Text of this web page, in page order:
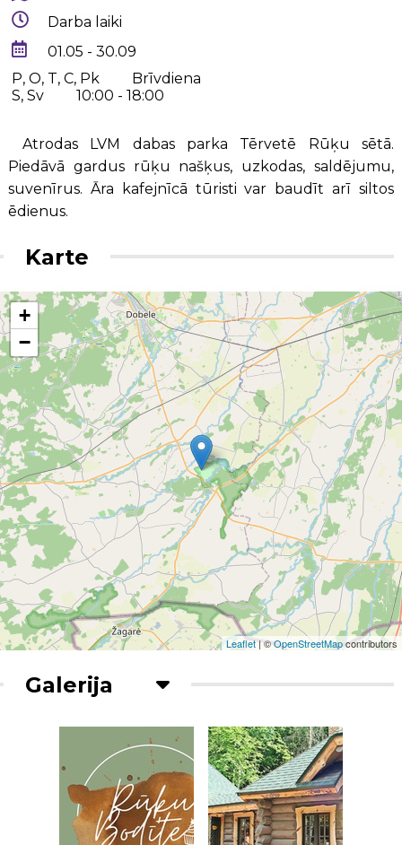
Darba laiki
01.05 - 30.09
P, O, T, C, Pk
Brīvdiena
S, Sv
10:00 - 18:00
Atrodas LVM dabas parka Tērvetē Rūķu sētā.
Piedāvā gardus rūķu našķus, uzkodas, saldējumu,
suvenīrus. Āra kafejnīcā tūristi var baudīt arī siltos
ēdienus.
Karte
+
−
Leaflet| ©OpenStreetMapcontributors
Galerija